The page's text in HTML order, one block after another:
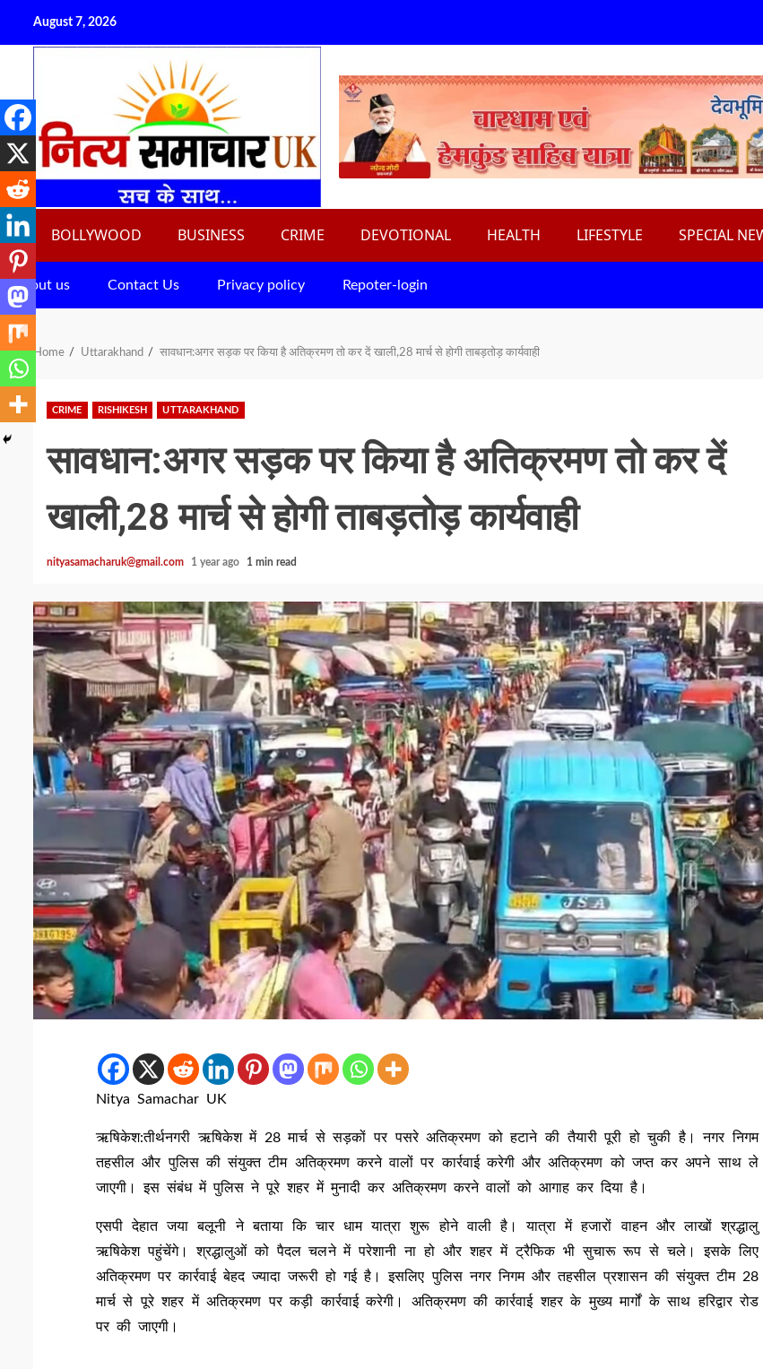
content
August 7, 2026
BOLLYWOOD BUSINESS CRIME DEVOTIONAL HEALTH LIFESTYLE SPECIAL
About us Contact Us Privacy policy Repoter-login
Home Uttarakhand सावधान:अगर सड़क पर किया है अतिक्रमण तो कर दें खाली,28 मार्च से होगी ताबड़तोड़ कार्यवाही
CRIME RISHIKESH UTTARAKHAND
सावधान:अगर सड़क पर किया है अतिक्रमण तो कर दें
खाली,28 मार्च से होगी ताबड़तोड़ कार्यवाही
nityasamacharuk@gmail.com 1 year ago 1 min read
Nitya Samachar UK
ऋषिकेश:तीर्थनगरी ऋषिकेश में 28 मार्च से सड़कों पर पसरे अतिक्रमण को हटाने की तैयारी पूरी हो चुकी है। नगर निगम
तहसील और पुलिस की संयुक्त टीम अतिक्रमण करने वालों पर कार्रवाई करेगी और अतिक्रमण को जप्त कर अपने साथ ले
जाएगी। इस संबंध में पुलिस ने पूरे शहर में मुनादी कर अतिक्रमण करने वालों को आगाह कर दिया है।
एसपी देहात जया बलूनी ने बताया कि चार धाम यात्रा शुरू होने वाली है। यात्रा में हजारों वाहन और लाखों श्रद्धालु
ऋषिकेश पहुंचेंगे। श्रद्धालुओं को पैदल चलने में परेशानी ना हो और शहर में ट्रैफिक भी सुचारू रूप से चले। इसके लिए
अतिक्रमण पर कार्रवाई बेहद ज्यादा जरूरी हो गई है। इसलिए पुलिस नगर निगम और तहसील प्रशासन की संयुक्त टीम 28
मार्च से पूरे शहर में अतिक्रमण पर कड़ी कार्रवाई करेगी। अतिक्रमण की कार्रवाई शहर के मुख्य मार्गों के साथ हरिद्वार रोड
पर की जाएगी।